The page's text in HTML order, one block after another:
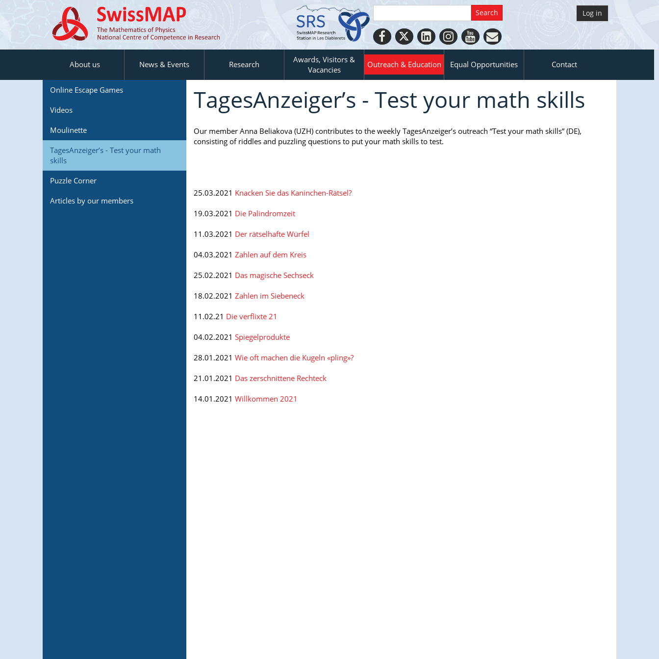
Log in
About us News & Events Research
Awards, Visitors &
Vacancies
Outreach & Education Equal Opportunities Contact
Online Escape Games
Videos
Moulinette
TagesAnzeiger’s - Test your math
skills
Puzzle Corner
Articles by our members
TagesAnzeiger’s - Test your math skills
Our member Anna Beliakova (UZH) contributes to the weekly TagesAnzeiger’s outreach “Test your math skills” (DE),
consisting of riddles and puzzling questions to put your math skills to test.
25.03.2021 Knacken Sie das Kaninchen-Rätsel?
19.03.2021 Die Palindromzeit
11.03.2021 Der rätselhafte Würfel
04.03.2021 Zahlen auf dem Kreis
25.02.2021 Das magische Sechseck
18.02.2021 Zahlen im Siebeneck
11.02.21 Die verflixte 21
04.02.2021 Spiegelprodukte
28.01.2021 Wie oft machen die Kugeln «pling»?
21.01.2021 Das zerschnittene Rechteck
14.01.2021 Willkommen 2021